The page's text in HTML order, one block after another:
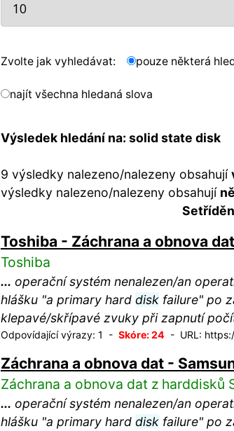
Zvolte jak vyhledávat: pouze některá
najít všechna hledaná slova
Výsledek hledání na: solid state disk
9 výsledky nalezeno/nalezeny obsahují
výsledky nalezeno/nalezeny obsahují
Toshiba - Záchrana a obnova dat
Toshiba
... operační systém nenalezen/an
hlášku "a primary hard diskfailure" po
klepavé/skřípavé zvuky při zapnutí
Odpovídající výrazy: 1 - Skóre: 24 - URL:
Záchrana a obnova dat -
Záchrana a obnova dat z harddisků
... operační systém nenalezen/an
hlášku "a primary hard diskfailure" po